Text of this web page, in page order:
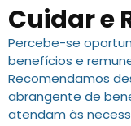
Cuidar e
Percebe-se
benefícios e
Recomendamos
abrangente de
atendam às